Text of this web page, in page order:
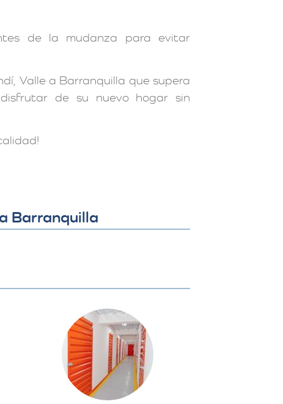
de la mudanza para evitar
Valle a Barranquilla que supera
de su nuevo hogar sin
Barranquilla